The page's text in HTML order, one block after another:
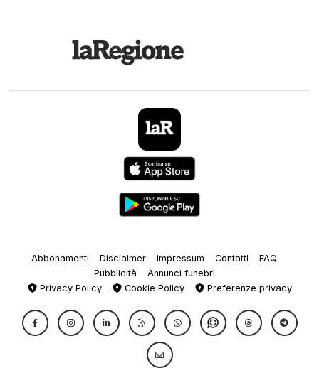
Abbonamenti Disclaimer Impressum Contatti
FAQ
Pubblicità
Annunci funebri
Privacy Policy
Cookie Policy Preferenze privacy